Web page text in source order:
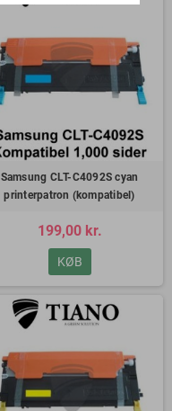
Samsung CLT-C4092S cyan
printerpatron (kompatibel)
199,00 kr.
KØB